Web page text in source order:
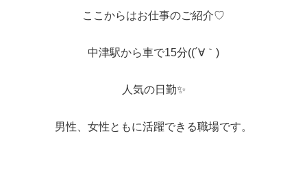
ここからはお仕事のご紹介♡
中津駅から車で15分((´∀｀)
人気の日勤✨
男性、女性ともに活躍できる職場です。